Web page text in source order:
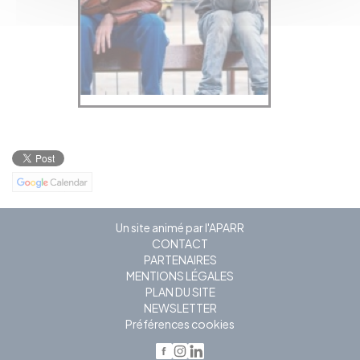
Un site animé par l'APARR
CONTACT
PARTENAIRES
MENTIONS LÉGALES
PLAN DU SITE
NEWSLETTER
Préférences cookies